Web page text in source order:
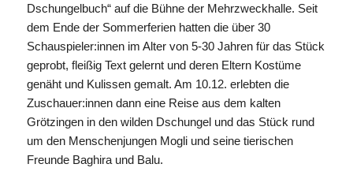
Dschungelbuch“ auf die Bühne der Mehrzweckhalle. Seit
dem Ende der Sommerferien hatten die über 30
Schauspieler:innen im Alter von 5-30 Jahren für das Stück
geprobt, fleißig Text gelernt und deren Eltern Kostüme
genäht und Kulissen gemalt. Am 10.12. erlebten die
Zuschauer:innen dann eine Reise aus dem kalten
Grötzingen in den wilden Dschungel und das Stück rund
um den Menschenjungen Mogli und seine tierischen
Freunde Baghira und Balu.